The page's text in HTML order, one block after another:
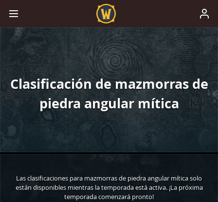
Clasificación de mazmorras de
piedra angular mítica
Las clasificaciones para mazmorras de piedra angular mítica solo
están disponibles mientras la temporada está activa. ¡La próxima
temporada comenzará pronto!